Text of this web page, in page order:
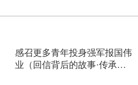
感召更多青年投身强军报国伟
业（回信背后的故事·传承红